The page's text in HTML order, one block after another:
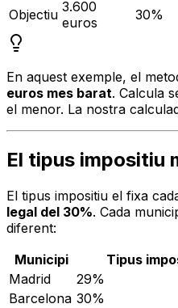
Objectiu 3.600
euros
30%
En aquest exemple, el
euros mes barat. Calcula
el menor. La nostra
El tipus impositiu
El tipus impositiu el fixa
legal del 30%. Cada
diferent:
Municipi
Tipus
Madrid
29%
Barcelona 30%